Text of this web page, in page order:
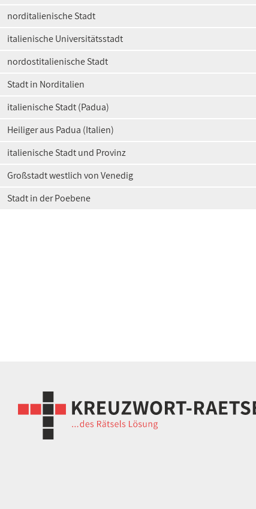
norditalienische Stadt
italienische Universitätsstadt
nordostitalienische Stadt
Stadt in Norditalien
italienische Stadt (Padua)
Heiliger aus Padua (Italien)
italienische Stadt und Provinz
Großstadt westlich von Venedig
Stadt in der Poebene